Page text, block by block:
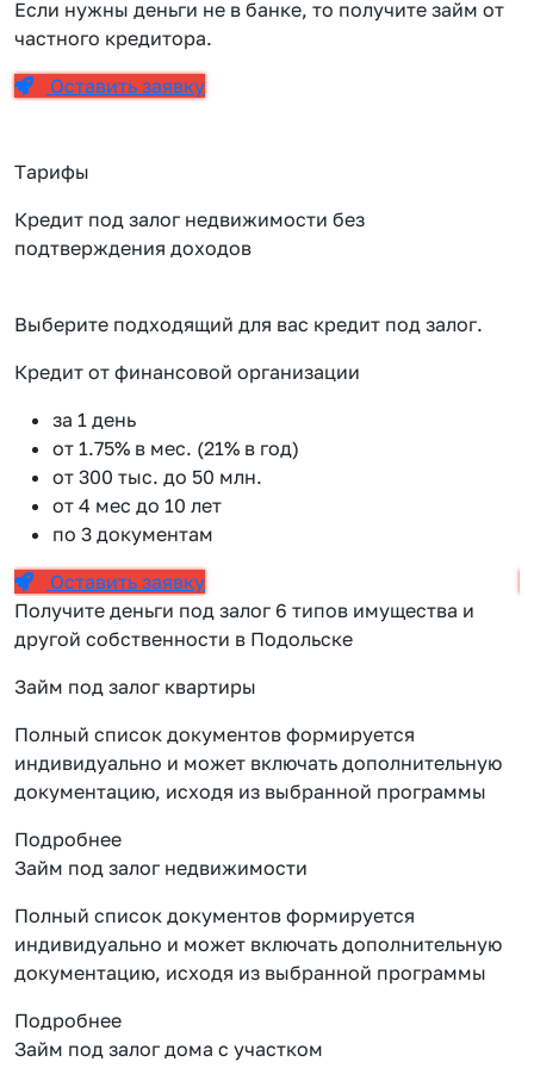
Если нужны деньги не в банке, то получите займ от
частного кредитора.
Оставить заявку
Тарифы
Кредит под залог недвижимости без
подтверждения доходов
Выберите подходящий для вас кредит под залог.
Кредит от финансовой организации
за 1 день
от 1.75% в мес. (21% в год)
от 300 тыс. до 50 млн.
от 4 мес до 10 лет
по 3 документам
Оставить заявку
Получите деньги под залог 6 типов имущества и
другой собственности в Подольске
Займ под залог квартиры
Полный список документов формируется
индивидуально и может включать дополнительную
документацию, исходя из выбранной программы
Подробнее
Займ под залог недвижимости
Полный список документов формируется
индивидуально и может включать дополнительную
документацию, исходя из выбранной программы
Подробнее
Займ под залог дома с участком